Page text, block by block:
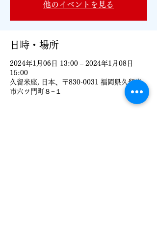
他のイベントを見る
日時・場所
2024年1月06日 13:00 – 2024年1月08日
15:00
久留米座, 日本、〒830-0031 福岡県久留米
市六ツ門町８−１